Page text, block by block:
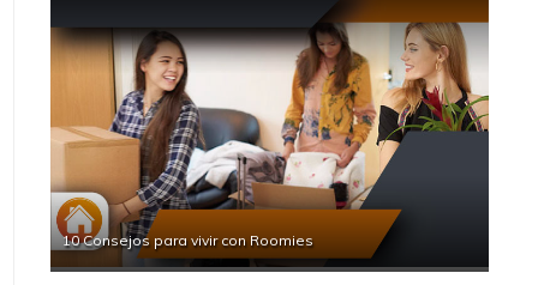
10 Consejos para vivir con Roomies